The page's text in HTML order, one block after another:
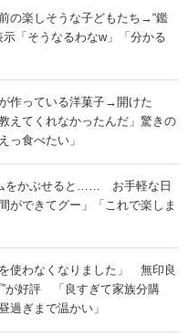
の楽しそうな子どもたち→“鑑
示「そうなるわなw」「分かる
作っている洋菓子→開けた
てくれなかったんだ」驚きの
っ食べたい」
をかぶせると…… お手軽な日
ができてグー」「これで楽しま
使わなくなりました」 無印良
”が好評 「良すぎて家族分購
過ぎまで温かい」